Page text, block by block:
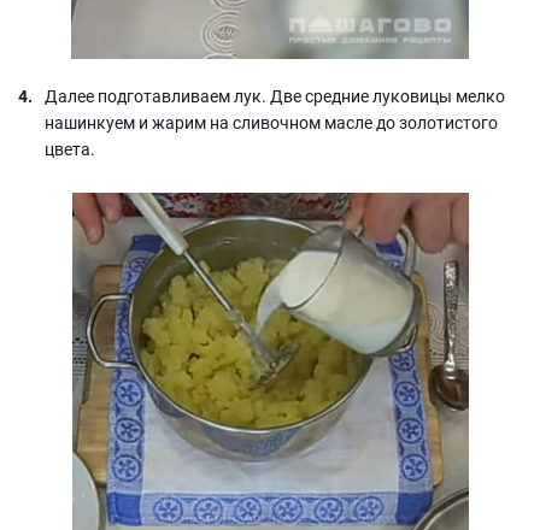
Далее подготавливаем лук. Две средние луковицы мелко
нашинкуем и жарим на сливочном масле до золотистого
цвета.